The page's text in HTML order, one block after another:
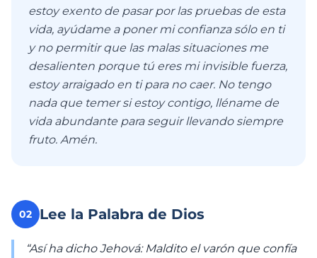
estoy exento de pasar por las pruebas de esta
vida, ayúdame a poner mi confianza sólo en ti
y no permitir que las malas situaciones me
desalienten porque tú eres mi invisible fuerza,
estoy arraigado en ti para no caer. No tengo
nada que temer si estoy contigo, lléname de
vida abundante para seguir llevando siempre
fruto. Amén.
02 Lee la Palabra de Dios
“Así ha dicho Jehová: Maldito el varón que confía